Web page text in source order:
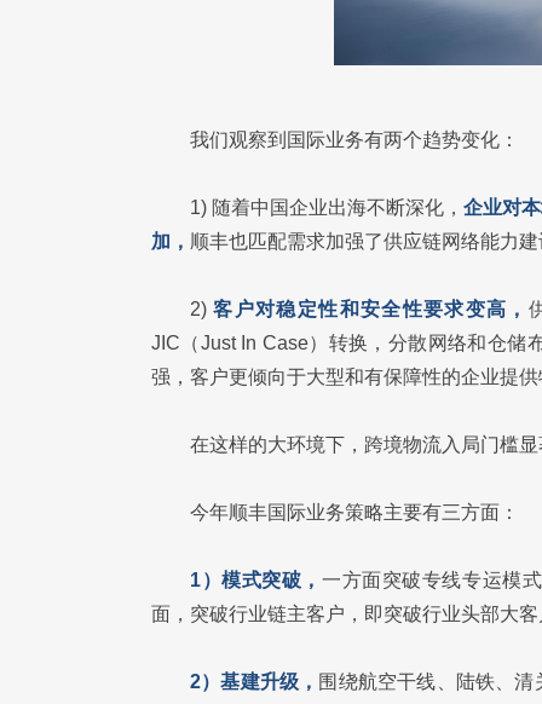
我们观察到国际业务有两个趋势变化：
1) 随着中国企业出海不断深化， 企业对
加， 顺丰也匹配需求加强了供应链网络能力
2) 客户对稳定性和安全性要求变高，
JIC（Just In Case）转换，分散网络和仓储
强，客户更倾向于大型和有保障性的企业提
在这样的大环境下，跨境物流入局门槛
今年顺丰国际业务策略主要有三方面：
1）模式突破， 一方面突破专线专运模
面，突破行业链主客户，即突破行业头部大
2）基建升级， 围绕航空干线、陆铁、